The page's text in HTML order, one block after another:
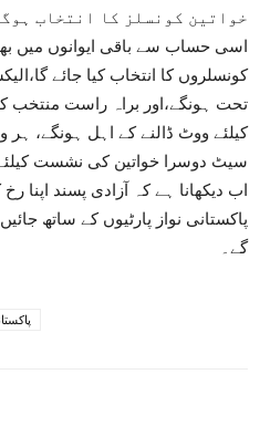
خواتین کونسلز کا انتخاب
اسی حساب سے باقی ایوانوں میں
کونسلروں کا انتخاب کیا جائے
تحت ہونگے،اور براہ راست
سیٹ دوسرا خواتین کی نشست
اب دیکھانا ہے کہ آزادی پسند اپنا
پاکستانی نواز پارٹیوں کے ساتھ جائیں
گے۔